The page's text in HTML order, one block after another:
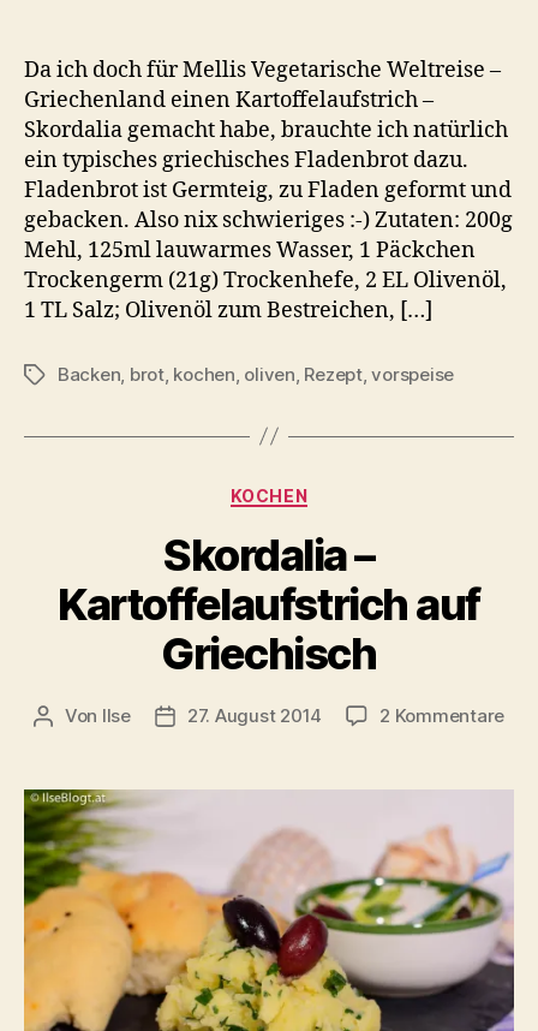
Da ich doch für Mellis Vegetarische Weltreise –
Griechenland einen Kartoffelaufstrich –
Skordalia gemacht habe, brauchte ich natürlich
ein typisches griechisches Fladenbrot dazu.
Fladenbrot ist Germteig, zu Fladen geformt und
gebacken. Also nix schwieriges :-) Zutaten: 200g
Mehl, 125ml lauwarmes Wasser, 1 Päckchen
Trockengerm (21g) Trockenhefe, 2 EL Olivenöl,
1 TL Salz; Olivenöl zum Bestreichen, […]
Schlagwörter
Backen, brot, kochen, oliven, Rezept,vorspeise
Kategorien
KOCHEN
Skordalia –
Kartoffelaufstrich auf
Griechisch
Beitragsautor
Von Ilse Beitragsdatum
27. August 2014 2 Kommentarezu